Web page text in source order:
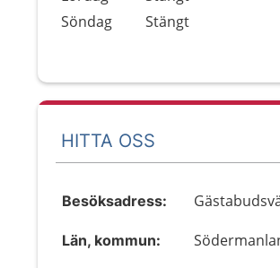
Söndag
Stängt
HITTA OSS
Besöksadress:
Län, kommun: